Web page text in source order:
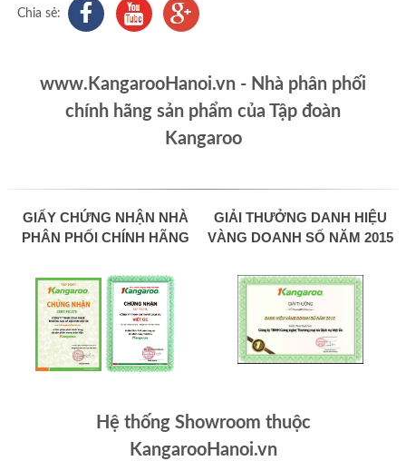
Chia sẻ:
www.KangarooHanoi.vn - Nhà phân phối
chính hãng sản phẩm của Tập đoàn
Kangaroo
GIẤY CHỨNG NHẬN NHÀ
PHÂN PHỐI CHÍNH HÃNG
GIẢI THƯỞNG DANH HIỆU
VÀNG DOANH SỐ NĂM 2015
Hệ thống Showroom thuộc
KangarooHanoi.vn